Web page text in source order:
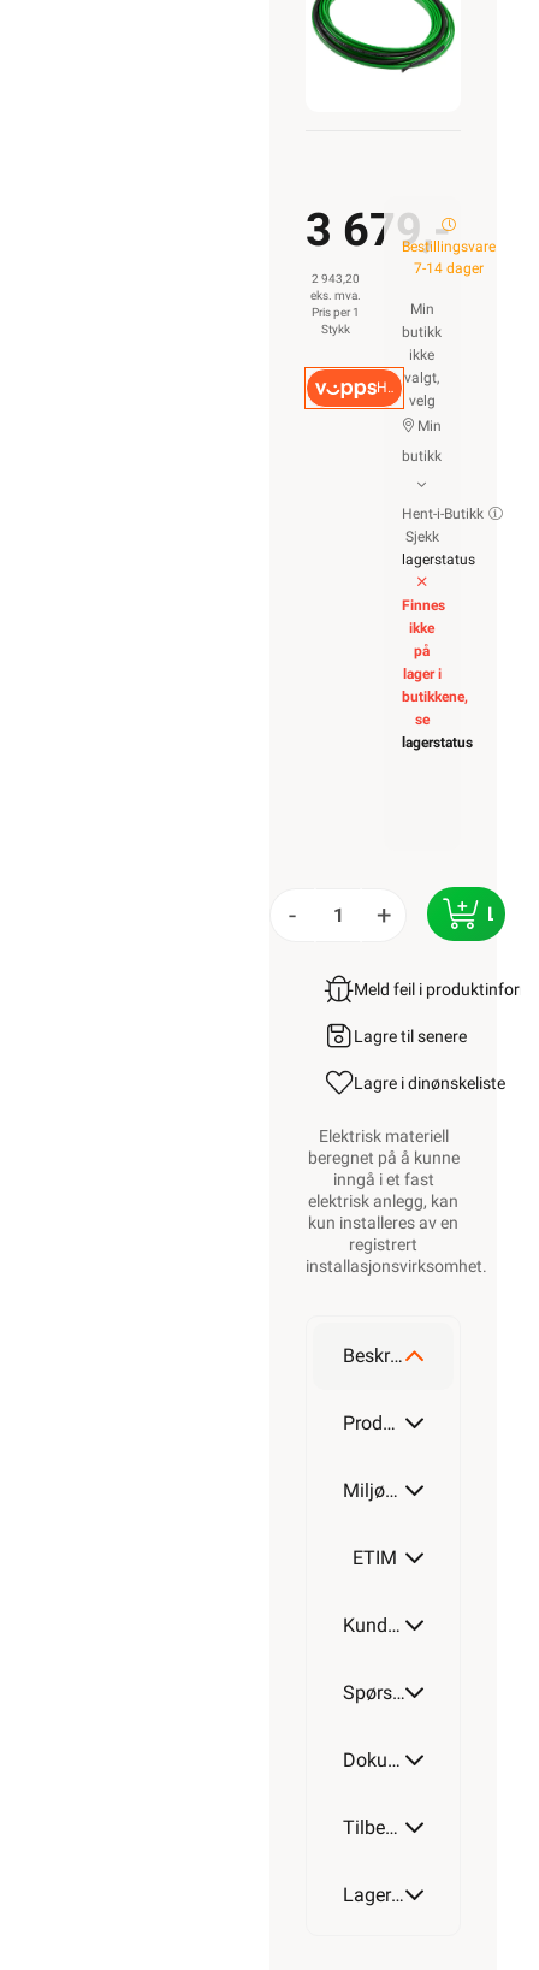
3 679,-
2 943,20
eks. mva.
Pris per 1
Stykk
Hurtigkasse
Bestillingsvare
7-14 dager
Min
butikk
ikke
valgt,
velg
Min
butikk
Hent-i-Butikk
Sjekk
lagerstatus
Finnes
ikke
på
lager i
butikkene,
se
lagerstatus
- +
Meld feil i
Lagre til senere
Lagre i dinønskeliste
Elektrisk materiell
beregnet på å kunne
inngå i et fast
elektrisk anlegg, kan
kun installeres av en
registrert
installasjonsvirksomhet.
Beskrivelse
Produktdetaljer
Miljøparametere
ETIM
Kundeomtale
Spørsmål og svar
Dokumentasjon
Tilbehør
Lagerstatus